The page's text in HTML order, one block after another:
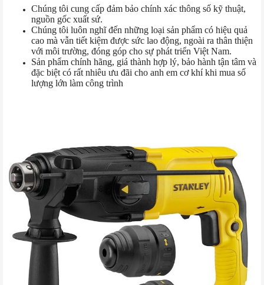
Chúng tôi cung cấp đảm bảo chính xác thông số kỹ thuật,
nguồn gốc xuất sứ.
Chúng tôi luôn nghĩ đến những loại sản phẩm có hiệu quả
cao mà vẫn tiết kiệm được sức lao động, ngoài ra thân thiện
với môi trường, đóng góp cho sự phát triển Việt Nam.
Sản phẩm chính hãng, giá thành hợp lý, bảo hành tận tâm và
đặc biệt có rất nhiêu ưu đãi cho anh em cơ khí khi mua số
lượng lớn làm công trình